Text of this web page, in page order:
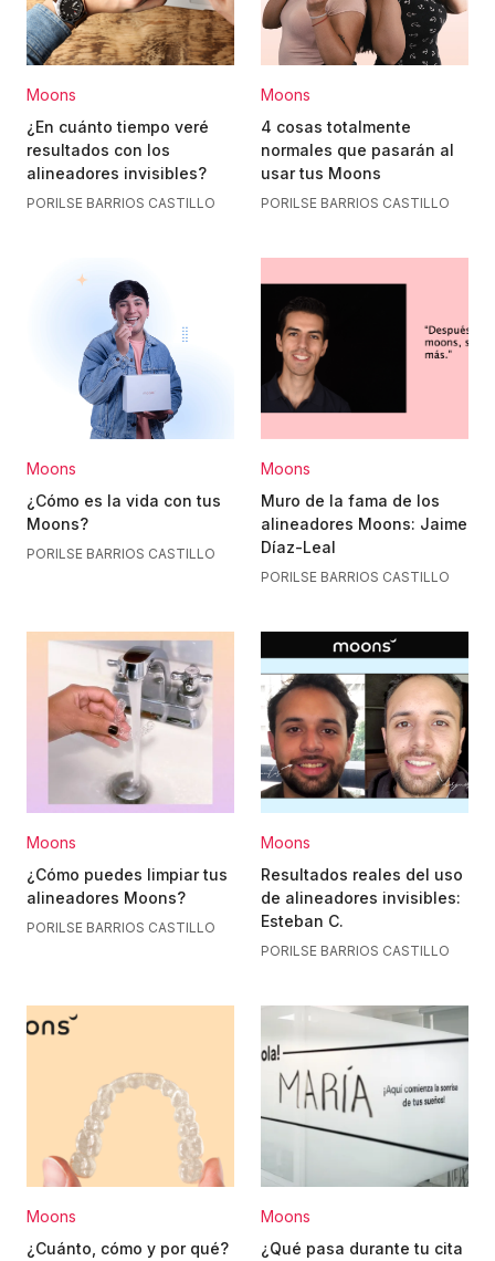
Moons
¿En cuánto tiempo veré
resultados con los
alineadores invisibles?
PORILSE BARRIOS CASTILLO
Moons
4 cosas totalmente
normales que pasarán al
usar tus Moons
PORILSE BARRIOS CASTILLO
Moons
¿Cómo es la vida con tus
Moons?
PORILSE BARRIOS CASTILLO
Moons
Muro de la fama de los
alineadores Moons: Jaime
Díaz-Leal
PORILSE BARRIOS CASTILLO
Moons
¿Cómo puedes limpiar tus
alineadores Moons?
PORILSE BARRIOS CASTILLO
Moons
Resultados reales del uso
de alineadores invisibles:
Esteban C.
PORILSE BARRIOS CASTILLO
Moons
¿Cuánto, cómo y por qué?
Moons
¿Qué pasa durante tu cita